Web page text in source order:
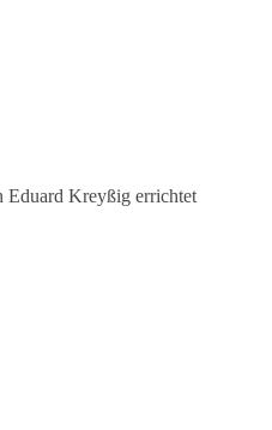
Eduard Kreyßig errichtet